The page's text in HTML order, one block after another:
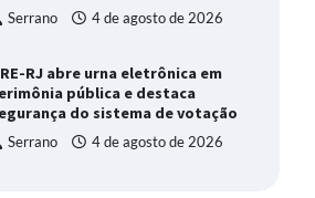
Serrano 4 de agosto de 2026
RJ abre urna eletrônica em
pública e destaca
do sistema de votação
Serrano 4 de agosto de 2026